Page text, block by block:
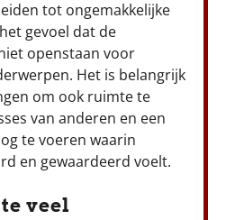
tot ongemakkelijke
gevoel dat de
openstaan voor
Het is belangrijk
om ook ruimte te
van anderen en een
te voeren waarin
en gewaardeerd voelt.
veel